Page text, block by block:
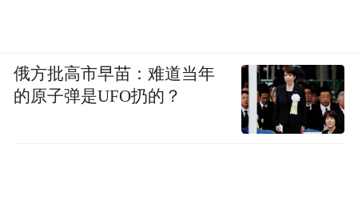
俄方批高市早苗：难道当年
的原子弹是UFO扔的？